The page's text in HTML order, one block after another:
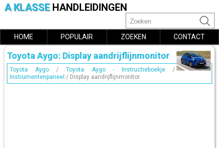
A KLASSE HANDLEIDINGEN
HOME POPULAIR ZOEKEN CONTACT
Toyota Aygo: Display aandrijflijnmonitor
Toyota Aygo /Toyota Aygo - Instructieboekje/
Instrumentenpaneel / Display aandrijflijnmonitor